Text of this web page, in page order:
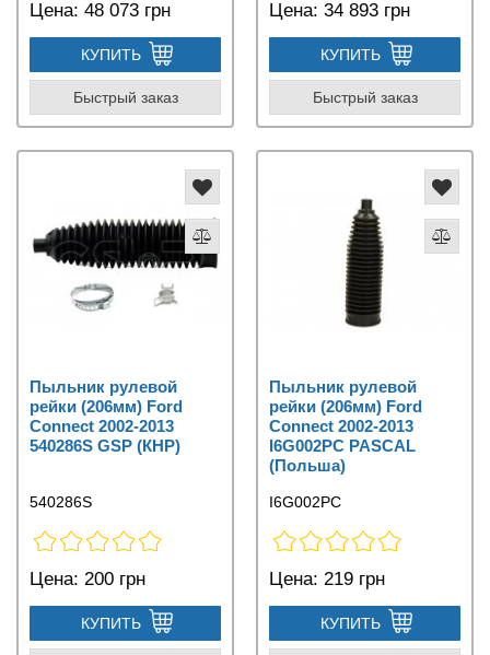
Цена: 48 073 грн
КУПИТЬ
Быстрый заказ
Цена: 34 893 грн
КУПИТЬ
Быстрый заказ
Пыльник рулевой
рейки (206мм) Ford
Connect 2002-2013
540286S GSP (КНР)
540286S
Цена: 200 грн
КУПИТЬ
Пыльник рулевой
рейки (206мм) Ford
Connect 2002-2013
I6G002PC PASCAL
(Польша)
I6G002PC
Цена: 219 грн
КУПИТЬ